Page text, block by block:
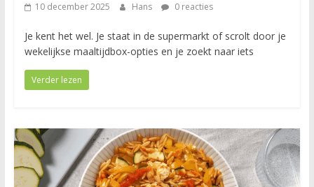
10 december 2025 Hans 0 reacties
Je kent het wel. Je staat in de supermarkt of scrolt door je
wekelijkse maaltijdbox-opties en je zoekt naar iets
Verder lezen